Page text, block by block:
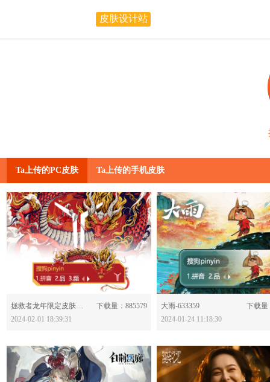
皮肤设计站
Ta上传的PC皮肤 Ta上传的手机皮肤
分享：
拯救者龙年限定皮肤-633463
下载量：885579
2024-02-01 18:39:31
大雨-633359
下载量
2024-01-24 11:18:30